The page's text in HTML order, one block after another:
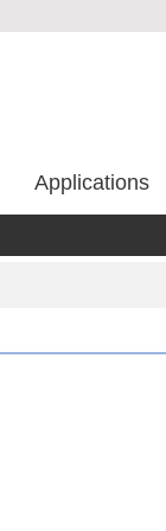
Applications